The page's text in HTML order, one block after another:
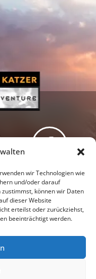
wir Technologien wie
und/oder darauf
können wir Daten
dieser Website
erteilst oder zurückziehst,
beeinträchtigt werden.
Facebook